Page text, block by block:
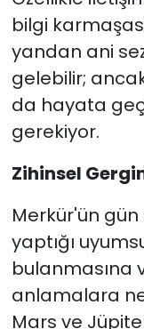
bilgi
yandan ani
gelebilir;
da hayata
gerekiyor.
Zihinsel
Merkür'ün
yaptığı
bulanmasına
anlamalara
Mars ve